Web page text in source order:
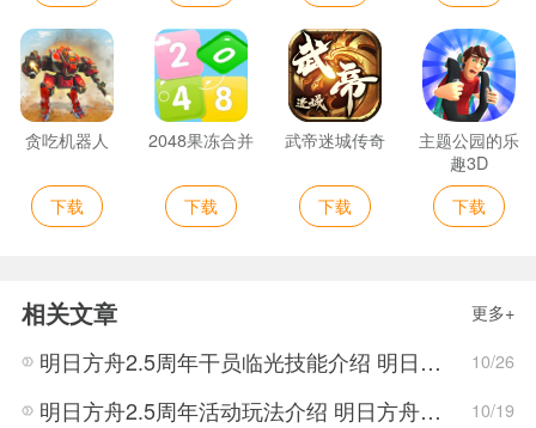
贪吃机器人
下载
2048果冻合并
下载
武帝迷城传奇
下载
主题公园的乐
趣3D
下载
相关文章 更多+
明日方舟2.5周年干员临光技能介绍 明日方舟周年角色介绍 10/26
明日方舟2.5周年活动玩法介绍 明日方舟2.5周年活动活动详情 10/19